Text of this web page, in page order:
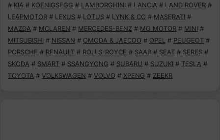
# KIA # KOENIGSEGG # LAMBORGHINI # LANCIA # LAND ROVER #
LEAPMOTOR # LEXUS # LOTUS # LYNK & CO # MASERATI #
MAZDA # MCLAREN # MERCEDES-BENZ # MG MOTOR # MINI #
MITSUBISHI # NISSAN # OMODA & JAECOO # OPEL # PEUGEOT #
PORSCHE # RENAULT # ROLLS-ROYCE # SAAB # SEAT # SERES #
SKODA # SMART # SSANGYONG # SUBARU # SUZUKI # TESLA #
TOYOTA # VOLKSWAGEN # VOLVO # XPENG # ZEEKR